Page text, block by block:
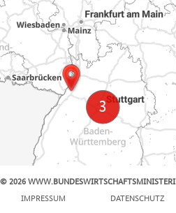
© 2026
IMPRESSUM
DATENSCHUTZ